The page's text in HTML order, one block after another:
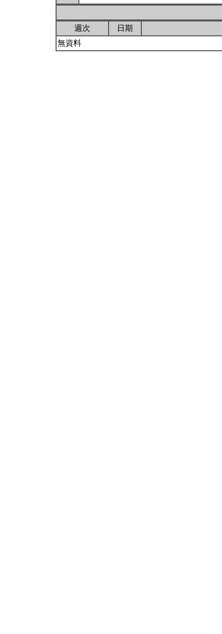
週次
日期
無資料